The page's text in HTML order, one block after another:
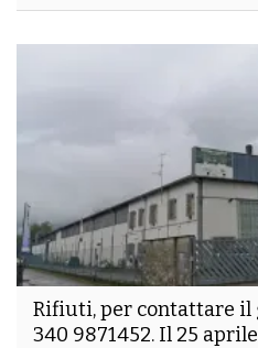
Rifiuti, per contattare il
340 9871452. Il 25